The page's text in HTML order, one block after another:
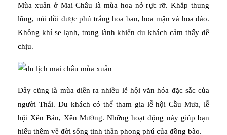
Mùa xuân ở Mai Châu là mùa hoa nở rực rỡ. Khắp thung
lũng, núi đồi được phủ trắng hoa ban, hoa mận và hoa đào.
Không khí se lạnh, trong lành khiến du khách cảm thấy dễ
chịu.
Đây cũng là mùa diễn ra nhiều lễ hội văn hóa đặc sắc của
người Thái. Du khách có thể tham gia lễ hội Cầu Mưa, lễ
hội Xên Bản, Xên Mường. Những hoạt động này giúp bạn
hiểu thêm về đời sống tinh thần phong phú của đồng bào.